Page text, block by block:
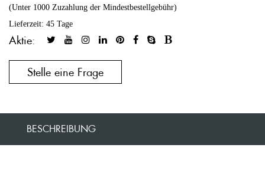
(Unter 1000 Zuzahlung der Mindestbestellgebühr)
Lieferzeit: 45 Tage
Aktie:
Stelle eine Frage
BESCHREIBUNG